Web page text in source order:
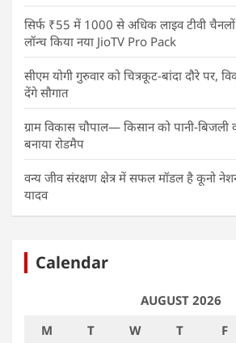
सिर्फ ₹55 में 1000 से अधिक लाइव टीवी
लॉन्च किया नया JioTV Pro Pack
सीएम योगी गुरुवार को चित्रकूट-बांदा दौरे पर,
देंगे सौगात
ग्राम विकास चौपाल— किसान को पानी-
बनाया रोडमैप
वन्य जीव संरक्षण क्षेत्र में सफल मॉडल है कूनो
यादव
Calendar
AUGUST 2026
M
T W T F